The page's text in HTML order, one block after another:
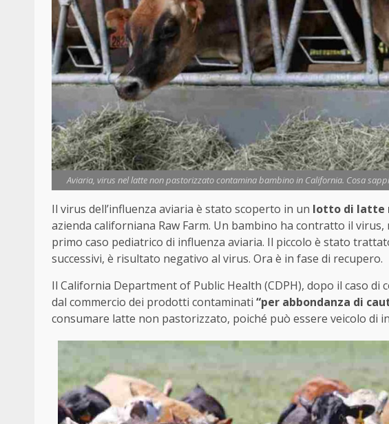
Aviaria, virus nel latte non pastorizzato contamina bambino in California. Cosa
Il virus dell’influenza aviaria è stato scoperto in un lotto di latte
azienda californiana Raw Farm. Un bambino ha contratto il
primo caso pediatrico di influenza aviaria. Il piccolo è stato
successivi, è risultato negativo al virus. Ora è in fase di recupero.
Il California Department of Public Health (CDPH), dopo il caso
dal commercio dei prodotti contaminati “per abbondanza di
consumare latte non pastorizzato, poiché può essere veicolo di